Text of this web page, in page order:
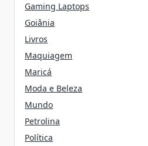
Gaming Laptops
Goiânia
Livros
Maquiagem
Maricá
Moda e Beleza
Mundo
Petrolina
Política